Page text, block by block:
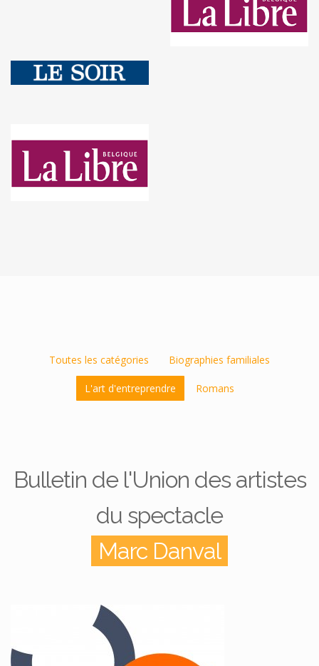
Toutes les catégories Biographies familiales
L'art d'entreprendre Romans
Bulletin de l'Union des artistes
du spectacle
Marc Danval